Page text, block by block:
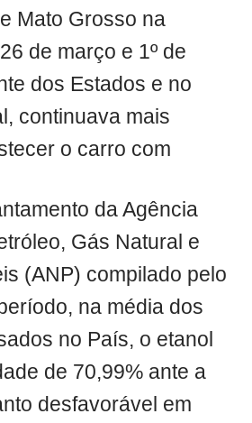
Mato Grosso na
de março e 1º de
dos Estados e no
continuava mais
o carro com
da Agência
Gás Natural e
(ANP) compilado pelo
na média dos
no País, o etanol
de 70,99% ante a
desfavorável em